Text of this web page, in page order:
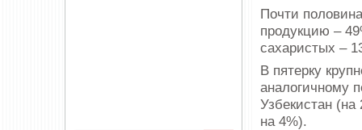
Почти
продукцию –
сахаристых –
В пятерку
аналогичному
Узбекистан
на 4%).